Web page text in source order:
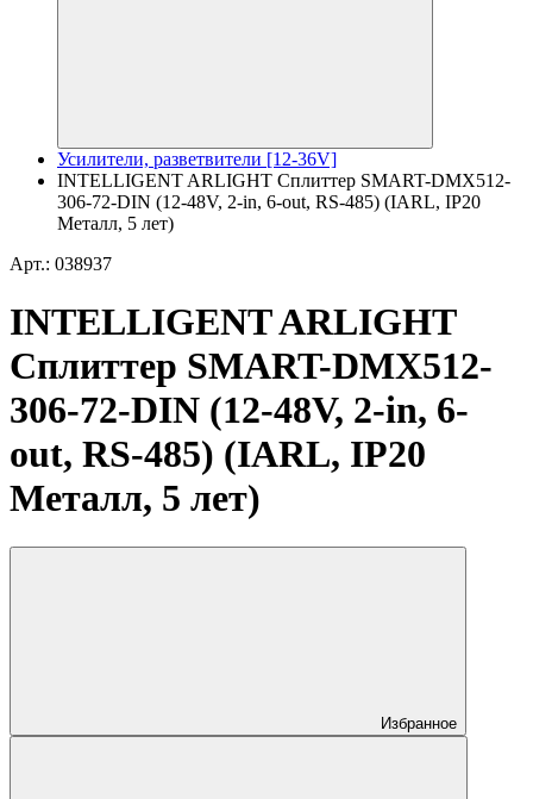
Усилители, разветвители [12-36V]
INTELLIGENT ARLIGHT Сплиттер SMART-DMX512-
306-72-DIN (12-48V, 2-in, 6-out, RS-485) (IARL, IP20
Металл, 5 лет)
Арт.: 038937
INTELLIGENT ARLIGHT
Сплиттер SMART-DMX512-
306-72-DIN (12-48V, 2-in, 6-
out, RS-485) (IARL, IP20
Металл, 5 лет)
Избранное